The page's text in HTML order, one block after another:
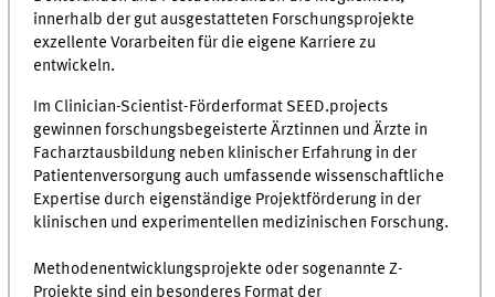
innerhalb der gut ausgestatteten Forschungsprojekte
exzellente Vorarbeiten für die eigene Karriere zu
entwickeln.
Im Clinician-Scientist-Förderformat SEED.projects
gewinnen forschungsbegeisterte Ärztinnen und Ärzte in
Facharztausbildung neben klinischer Erfahrung in der
Patientenversorgung auch umfassende wissenschaftliche
Expertise durch eigenständige Projektförderung in der
klinischen und experimentellen medizinischen Forschung.
Methodenentwicklungsprojekte oder sogenannte Z-
Projekte sind ein besonderes Format der